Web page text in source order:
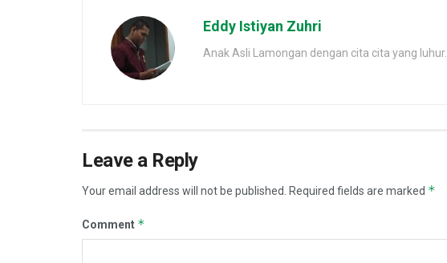
Eddy Istiyan Zuhri
Anak Asli Lamongan dengan cita cita yang luhur.
Leave a Reply
Your email address will not be published. Required fields are marked *
Comment *